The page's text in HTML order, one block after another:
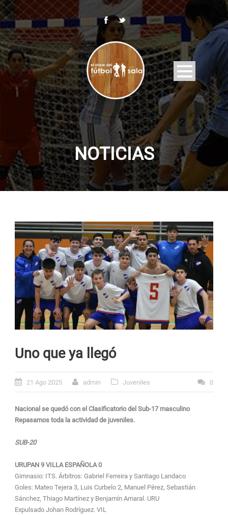
NOTICIAS
Uno que ya llegó
21 Ago 2025 admin Juveniles 0
Nacional se quedó con el Clasificatorio del Sub-17 masculino
Repasamos toda la actividad de juveniles.
SUB-20
URUPAN 9 VILLA ESPAÑOLA 0
Gimnasio: ITS. Árbitros: Gabriel Ferreira y Santiago Landaco
Goles: Mateo Tejera 3, Luis Curbelo 2, Manuel Pérez, Sebastián
Sánchez, Thiago Martínez y Benjamín Amaral. URU
Expulsado Johan Rodríguez. VIL